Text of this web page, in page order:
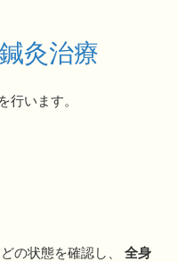
灸治療
行います。
の状態を確認し、 全身